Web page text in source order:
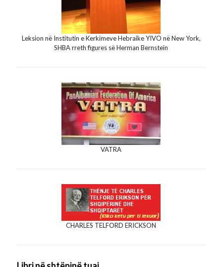
Leksion në Institutin e Kerkimeve Hebraike YIVO në New York,
SHBA rreth figures së Herman Bernstein
VATRA
CHARLES TELFORD ERICKSON